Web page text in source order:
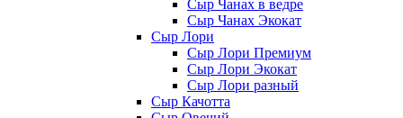
Сыр Чанах в ведре
Сыр Чанах Экокат
Сыр Лори
Сыр Лори Премиум
Сыр Лори Экокат
Сыр Лори разный
Сыр Качотта